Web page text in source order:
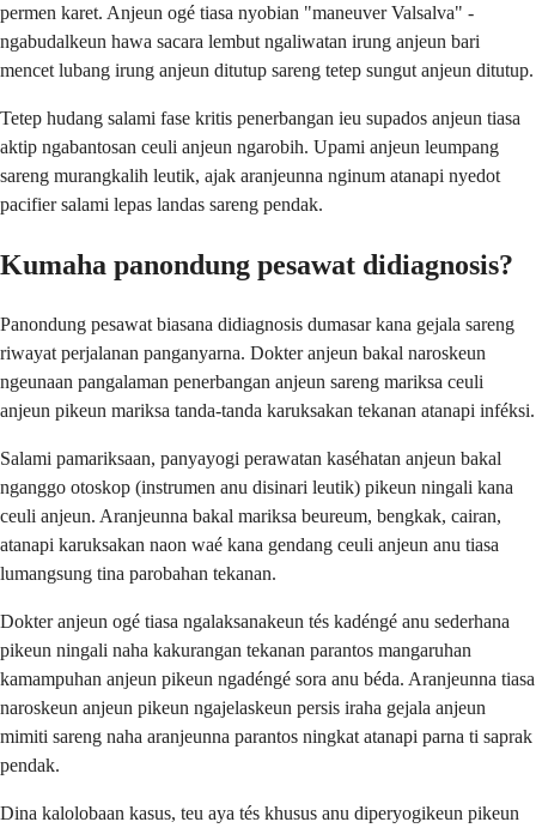
permen karet. Anjeun ogé tiasa nyobian "maneuver Valsalva" -
ngabudalkeun hawa sacara lembut ngaliwatan irung anjeun bari
mencet lubang irung anjeun ditutup sareng tetep sungut anjeun ditutup.
Tetep hudang salami fase kritis penerbangan ieu supados anjeun tiasa
aktip ngabantosan ceuli anjeun ngarobih. Upami anjeun leumpang
sareng murangkalih leutik, ajak aranjeunna nginum atanapi nyedot
pacifier salami lepas landas sareng pendak.
Kumaha panondung pesawat didiagnosis?
Panondung pesawat biasana didiagnosis dumasar kana gejala sareng
riwayat perjalanan panganyarna. Dokter anjeun bakal naroskeun
ngeunaan pangalaman penerbangan anjeun sareng mariksa ceuli
anjeun pikeun mariksa tanda-tanda karuksakan tekanan atanapi inféksi.
Salami pamariksaan, panyayogi perawatan kaséhatan anjeun bakal
nganggo otoskop (instrumen anu disinari leutik) pikeun ningali kana
ceuli anjeun. Aranjeunna bakal mariksa beureum, bengkak, cairan,
atanapi karuksakan naon waé kana gendang ceuli anjeun anu tiasa
lumangsung tina parobahan tekanan.
Dokter anjeun ogé tiasa ngalaksanakeun tés kadéngé anu sederhana
pikeun ningali naha kakurangan tekanan parantos mangaruhan
kamampuhan anjeun pikeun ngadéngé sora anu béda. Aranjeunna tiasa
naroskeun anjeun pikeun ngajelaskeun persis iraha gejala anjeun
mimiti sareng naha aranjeunna parantos ningkat atanapi parna ti saprak
pendak.
Dina kalolobaan kasus, teu aya tés khusus anu diperyogikeun pikeun